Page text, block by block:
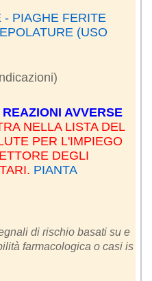
- PIAGHE FERITE
(USO
AVVERSE
NELLA LISTA DEL
PER L'IMPIEGO
DEGLI
PIANTA
di rischio basati su e
farmacologica o casi is